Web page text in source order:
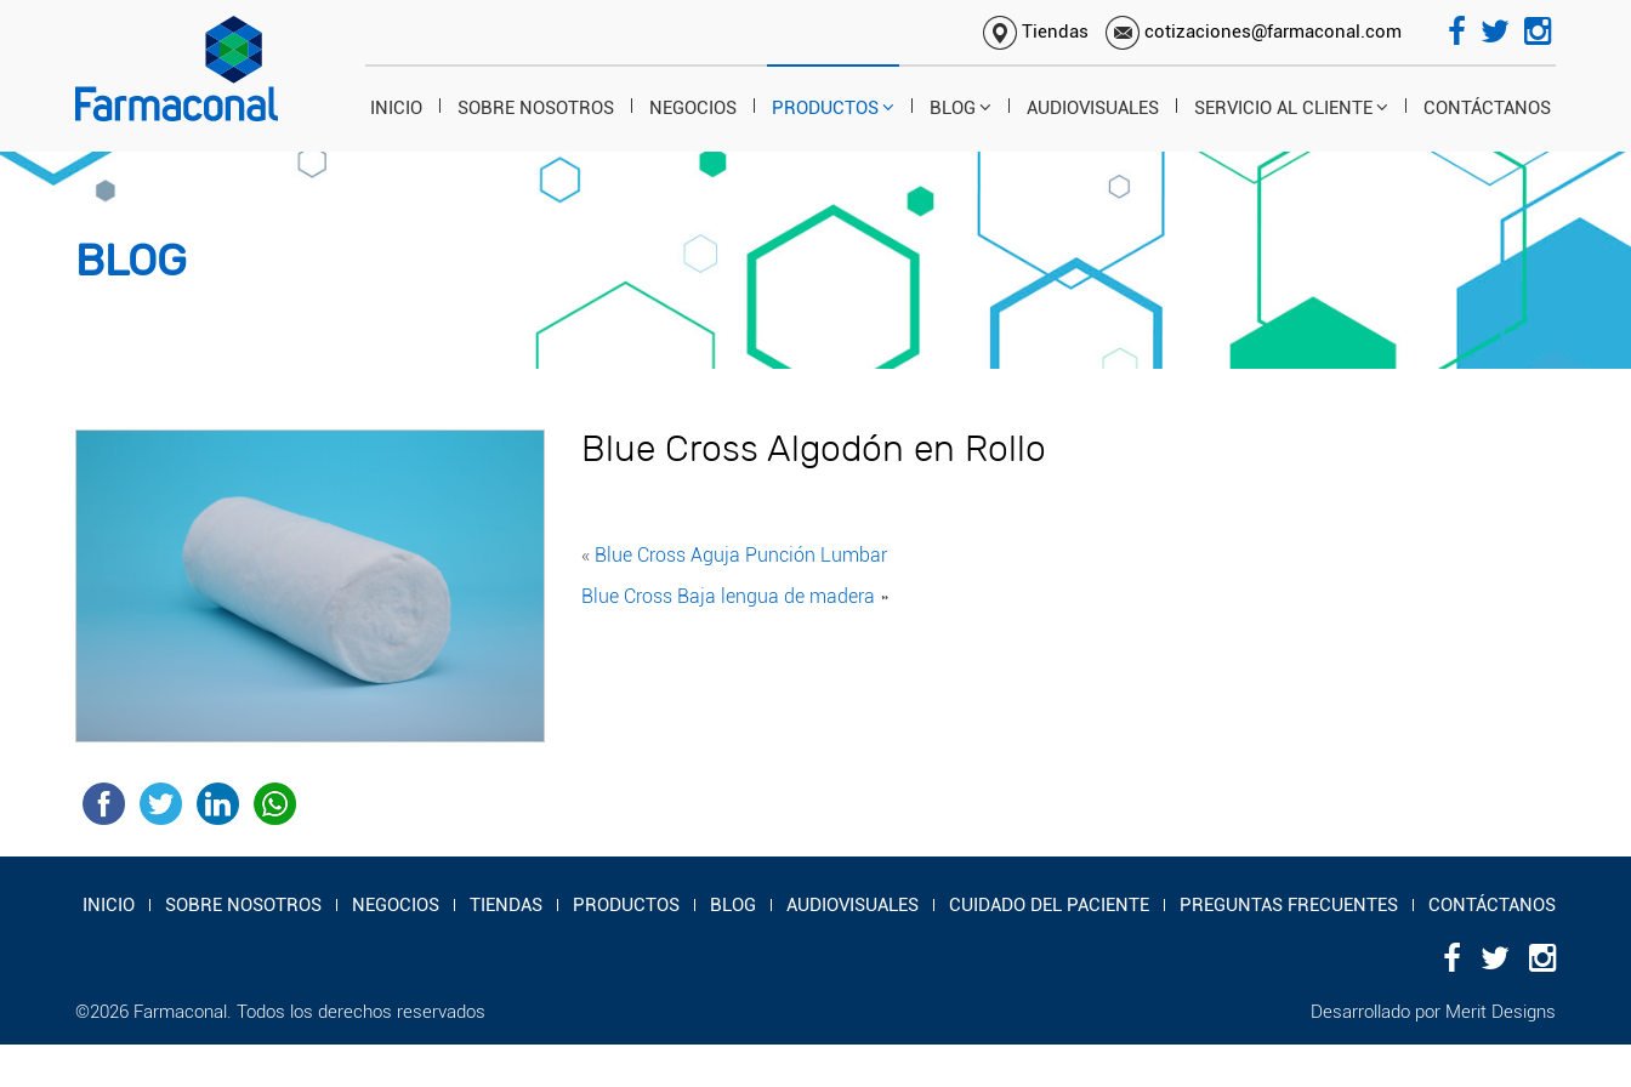
Tiendas cotizaciones@farmaconal.com
INICIO SOBRE NOSOTROS NEGOCIOS PRODUCTOS BLOG AUDIOVISUALES SERVICIO AL CLIENTE CONTÁCTANOS
BLOG
Blue Cross Algodón en Rollo
« Blue Cross Aguja Punción Lumbar
Blue Cross Baja lengua de madera »
INICIO SOBRE NOSOTROS NEGOCIOS TIENDAS PRODUCTOS BLOG AUDIOVISUALES CUIDADO DEL PACIENTE PREGUNTAS FRECUENTES CONTÁCTANOS
¿Deseas
©2026 Farmaconal. Todos los derechos reservados Desarrollado por Merit Designs